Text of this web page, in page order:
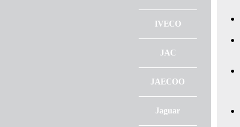
IVECO
JAC
JAECOO
Jaguar